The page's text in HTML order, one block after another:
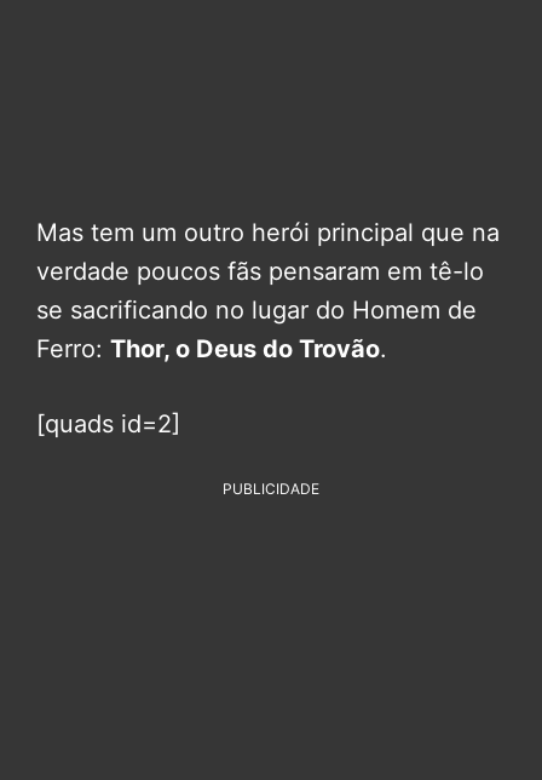
Mas tem um outro herói principal que na
verdade poucos fãs pensaram em tê-lo
se sacrificando no lugar do Homem de
Ferro: Thor, o Deus do Trovão.
[quads id=2]
PUBLICIDADE